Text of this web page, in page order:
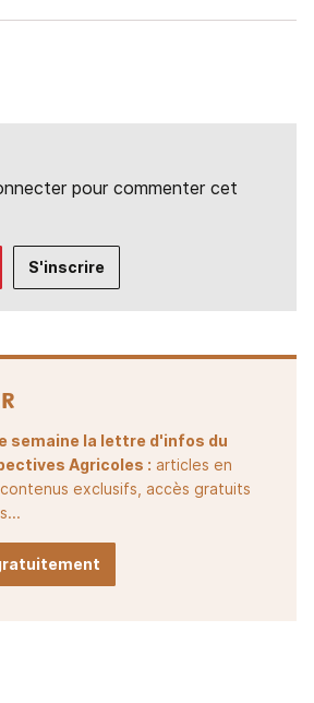
pour commenter cet
S'inscrire
semaine la lettre d'infos du
Agricoles : articles en
exclusifs, accès gratuits